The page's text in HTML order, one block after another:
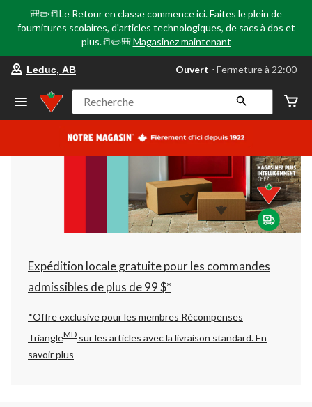
🎒✏️📒Le Retour en classe commence ici. Faites le plein de
fournitures scolaires, d'articles technologiques, de sacs à dos et
plus.📒✏️🎒 Magasinez maintenant
votre
préféré
Leduc,
AB,
courament
Fermeture
à
22:00
cliquer
pour
changer
Leduc, AB Ouvert ⋅ Fermeture à 22:00
Recherche
Expédition locale gratuite pour les commandes
admissibles de plus de 99 $*
*Offre exclusive pour les membres Récompenses
TriangleMD sur les articles avec la livraison standard.En
savoir plus